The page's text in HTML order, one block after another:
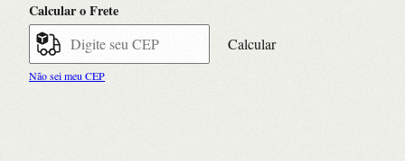
Calcular o Frete
Calcular
Não sei meu CEP